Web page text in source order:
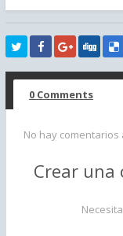
0 Comments
No hay comentarios
Crear una